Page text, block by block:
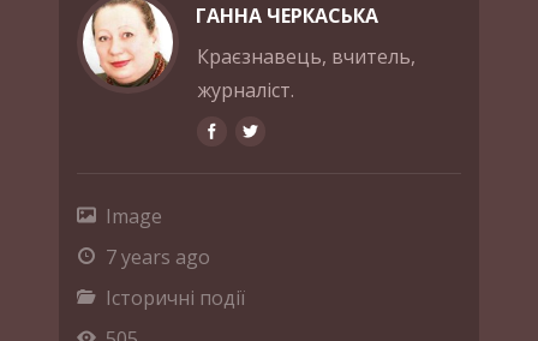
ГАННА ЧЕРКАСЬКА
Краєзнавець, вчитель,
журналіст.
Image
7 years ago
Історичні події